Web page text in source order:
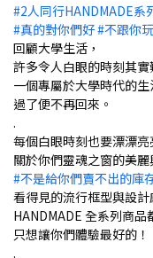
#2人同行HANDMADE系
#真的對你們好 #不跟你
回顧大學生活，
許多令人白眼的時刻其實
一個專屬於大學時代的生
過了便不再回來。
.
每個白眼時刻也要漂漂亮
關於你們靈魂之窗的美麗
#不是給你們賣不出的庫
看得見的流行框型與設計
HANDMADE 全系列商品
只想讓你們體驗最好的！
.